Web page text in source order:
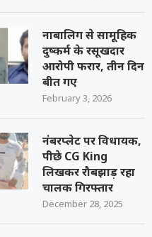
नाबालिग से सामूहिक
दुष्कर्म के रसूखदार
आरोपी फरार, तीन दिन
बीत गए
February 3, 2026
नंबरप्लेट पर विधायक,
पीछे CG King
लिखकर रौबझाड़ रहा
चालक गिरफ्तार
December 28, 2025